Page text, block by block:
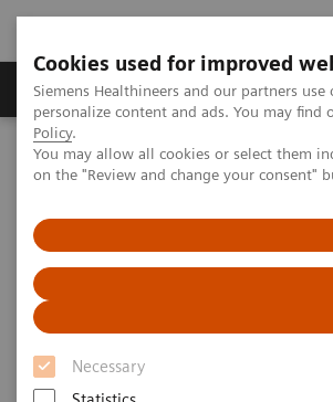
Cookies used for improved
Siemens Healthineers and our partners
personalize content and ads. You may
Policy.
You may allow all cookies or select them
on the "Review and change your consent"
Necessary
Produkty a služby Podpora
Siemens Healthineers Slovakia
Robotic X-ray
Information Gallery
RAXalign angled
15. 10. 2020